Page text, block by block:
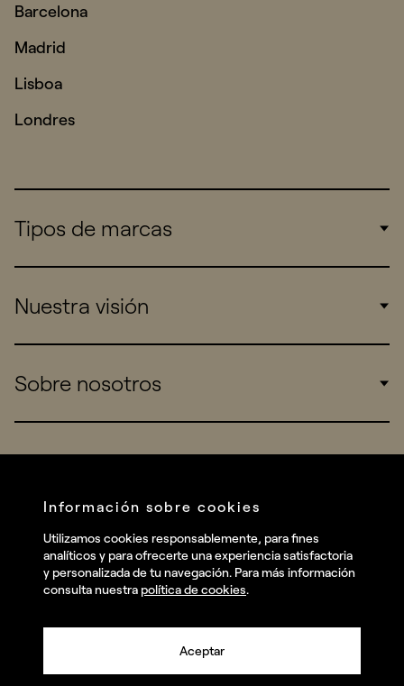
Barcelona
Madrid
Lisboa
Londres
Tipos de marcas
Consumers
Startups
Nuestra visión
Work
Sobre nosotros
Talent
Contact
Instagram
Facebook
Información sobre cookies
Utilizamos cookies responsablemente, para fines
analíticos y para ofrecerte una experiencia satisfactoria
y personalizada de tu navegación. Para más información
consulta nuestra política de cookies.
Aceptar